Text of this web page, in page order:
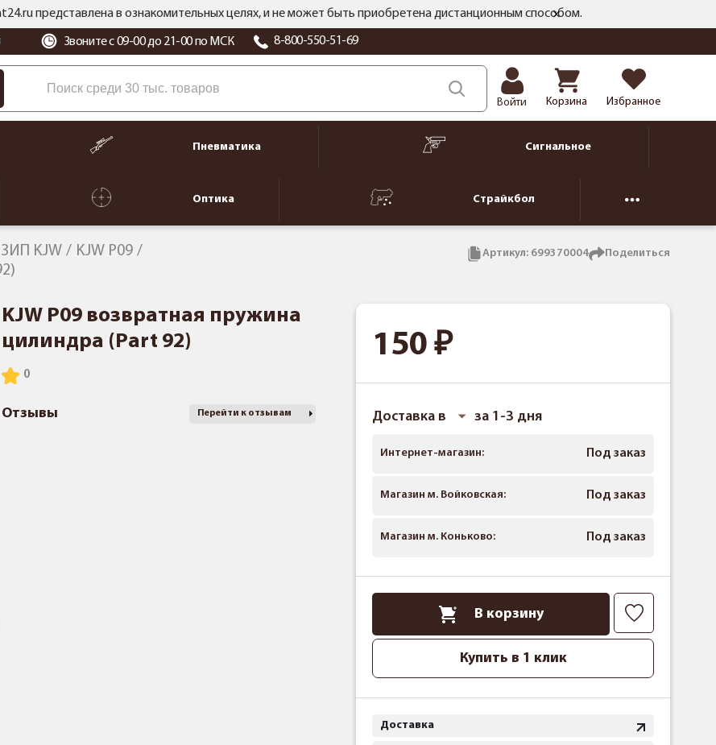
представлена в ознакомительных целях, и не может быть приобретена дистанционным способом.
Звоните с 09-00 до 21-00 по МСК 8-800-550-51-69
Войти Корзина Избранное
Пневматика Сигнальное
Оптика Страйкбол
ЗИП KJW
KJW P09
Артикул: 699370004 Поделиться
KJW P09 возвратная пружина
цилиндра (Part 92)
Отзывы Перейти к отзывам
150
Доставка в за 1-3 дня
Интернет-магазин: Под заказ
Магазин м. Войковская: Под заказ
Магазин м. Коньково: Под заказ
В корзину
Купить в 1 клик
Доставка